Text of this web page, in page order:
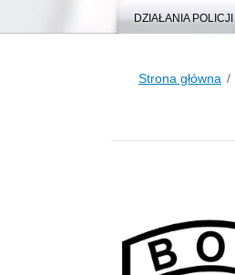
DZIAŁANIA POLICJI
Strona główna